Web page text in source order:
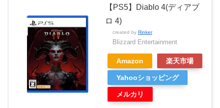
【PS5】Diablo 4(ディアブ
ロ 4)
created by Rinker
Blizzard Entertainment
Amazon 楽天市場
Yahooショッピング
メルカリ